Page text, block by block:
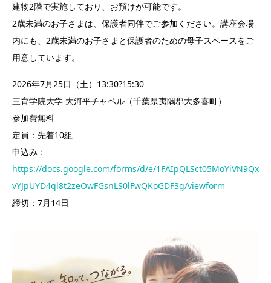
建物2階で実施しており、お預けが可能です。
2歳未満のお子さまは、保護者同伴でご参加ください。講座会場
内にも、2歳未満のお子さまと保護者のための母子スペースをご
用意しています。
2026年7月25日（土）13:30?15:30
三育学院大学 大河平チャペル（千葉県夷隅郡大多喜町）
参加費無料
定員：先着10組
申込み：
https://docs.google.com/forms/d/e/1FAIpQLSct05MoYiVN9Qx
vYJpUYD4ql8t2zeOwFGsnLS0lFwQKoGDF3g/viewform
締切：7月14日